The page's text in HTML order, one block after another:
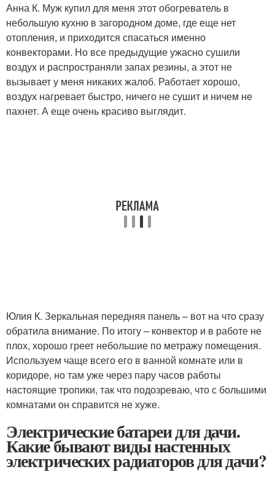
Анна К. Муж купил для меня этот обогреватель в
небольшую кухню в загородном доме, где еще нет
отопления, и приходится спасаться именно
конвекторами. Но все предыдущие ужасно сушили
воздух и распространяли запах резины, а этот не
вызывает у меня никаких жалоб. Работает хорошо,
воздух нагревает быстро, ничего не сушит и ничем не
пахнет. А еще очень красиво выглядит.
Юлия К. Зеркальная передняя панель – вот на что сразу
обратила внимание. По итогу – конвектор и в работе не
плох, хорошо греет небольшие по метражу помещения.
Используем чаще всего его в ванной комнате или в
коридоре, но там уже через пару часов работы
настоящие тропики, так что подозреваю, что с большими
комнатами он справится не хуже.
Электрические батареи для дачи.
Какие бывают виды настенных
электрических радиаторов для дачи?